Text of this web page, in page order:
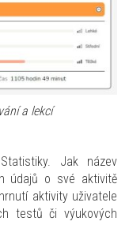
a lekcí
Jak název
údajů o své aktivitě
aktivity uživatele
testů či výukových